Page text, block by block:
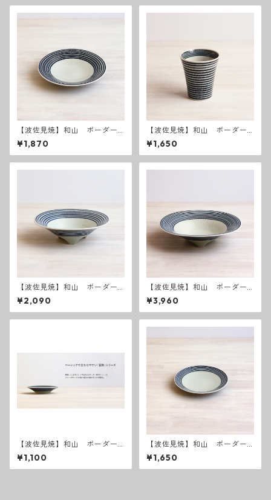
【波佐見焼】和山 ボーダー
柄 「藍駒」6寸皿
¥1,870
【波佐見焼】和山 ボーダー
柄「藍駒」カップ
¥1,650
【波佐見焼】和山 ボーダー
柄 「藍駒」 三つ足小
¥2,090
【波佐見焼】和山 ボーダー
柄 「藍駒」 三つ足大
¥3,960
【波佐見焼】和山 ボーダー
柄 「藍駒」小皿
¥1,100
【波佐見焼】和山 ボーダー
柄 「藍駒」5寸皿
¥1,650